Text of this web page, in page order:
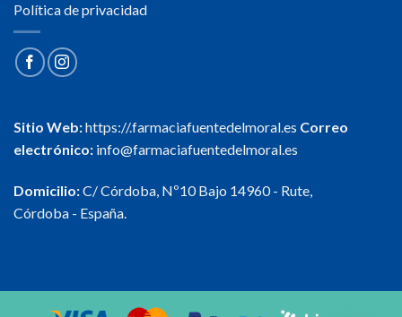
Política de privacidad
Sitio Web:https://.farmaciafuentedelmoral.es Correo
electrónico: info@farmaciafuentedelmoral.es
Domicilio:C/ Córdoba, Nº10 Bajo 14960 - Rute,
Córdoba - España.